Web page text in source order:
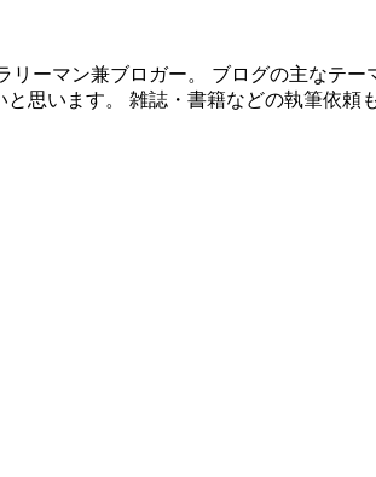
ーマン兼ブロガー。 ブログの主なテ
思います。 雑誌・書籍などの執筆依頼